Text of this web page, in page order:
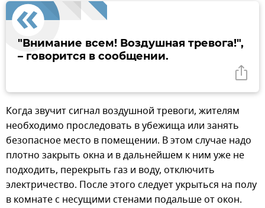
"Внимание всем! Воздушная тревога!",
– говорится в сообщении.
Когда звучит сигнал воздушной тревоги, жителям
необходимо проследовать в убежища или занять
безопасное место в помещении. В этом случае надо
плотно закрыть окна и в дальнейшем к ним уже не
подходить, перекрыть газ и воду, отключить
электричество. После этого следует укрыться на полу
в комнате с несущими стенами подальше от окон.